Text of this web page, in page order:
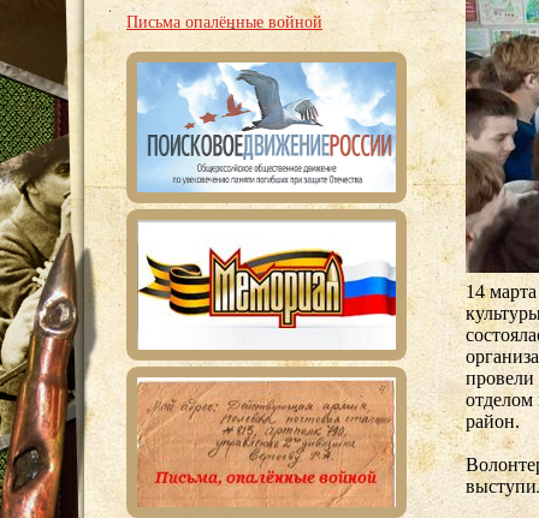
Письма опалённые войной
14
провели
район.